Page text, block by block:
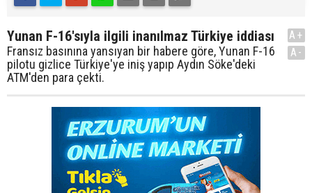
Yunan F-16'sıyla ilgili inanılmaz Türkiye iddiası
Fransız basınına yansıyan bir habere göre, Yunan F-16
pilotu gizlice Türkiye'ye iniş yapıp Aydın Söke'deki
ATM'den para çekti.
A+
A-